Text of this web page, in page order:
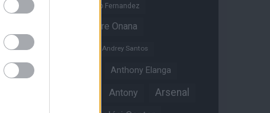
Altay Bayindir Alvaro Fernandez
Andre Onana
Andreas Pereira
Andrey Santos
Angol válogatott Anthony Elanga
Antony Arsenal